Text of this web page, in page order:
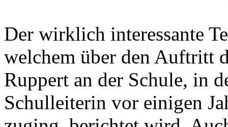
Der wirklich interessante
welchem über den Auftritt
Ruppert an der Schule, in
Schulleiterin vor einigen